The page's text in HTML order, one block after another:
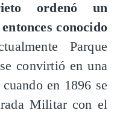
ordenó un
conocido
Parque
convirtió en una
en 1896 se
Militar con el